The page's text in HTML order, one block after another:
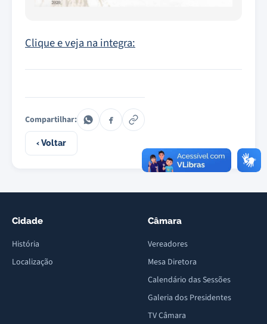
Clique e veja na integra:
Compartilhar:
‹ Voltar
Cidade
História
Localização
Câmara
Vereadores
Mesa Diretora
Calendário das Sessões
Galeria dos Presidentes
TV Câmara